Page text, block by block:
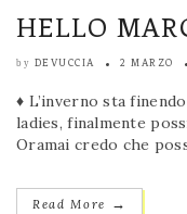
HELLO
by DEVUCCIA 2 MARZO
♦ L’inverno sta
ladies, finalmente
Oramai credo che
Read More →